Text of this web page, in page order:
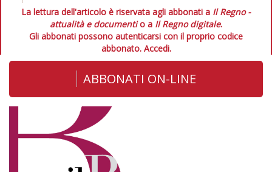
La lettura dell'articolo è riservata agli abbonati a Il Regno -
attualità e documentio a Il Regno digitale.
Gli abbonati possono autenticarsi con il proprio codice
abbonato. Accedi.
ABBONATI ON-LINE